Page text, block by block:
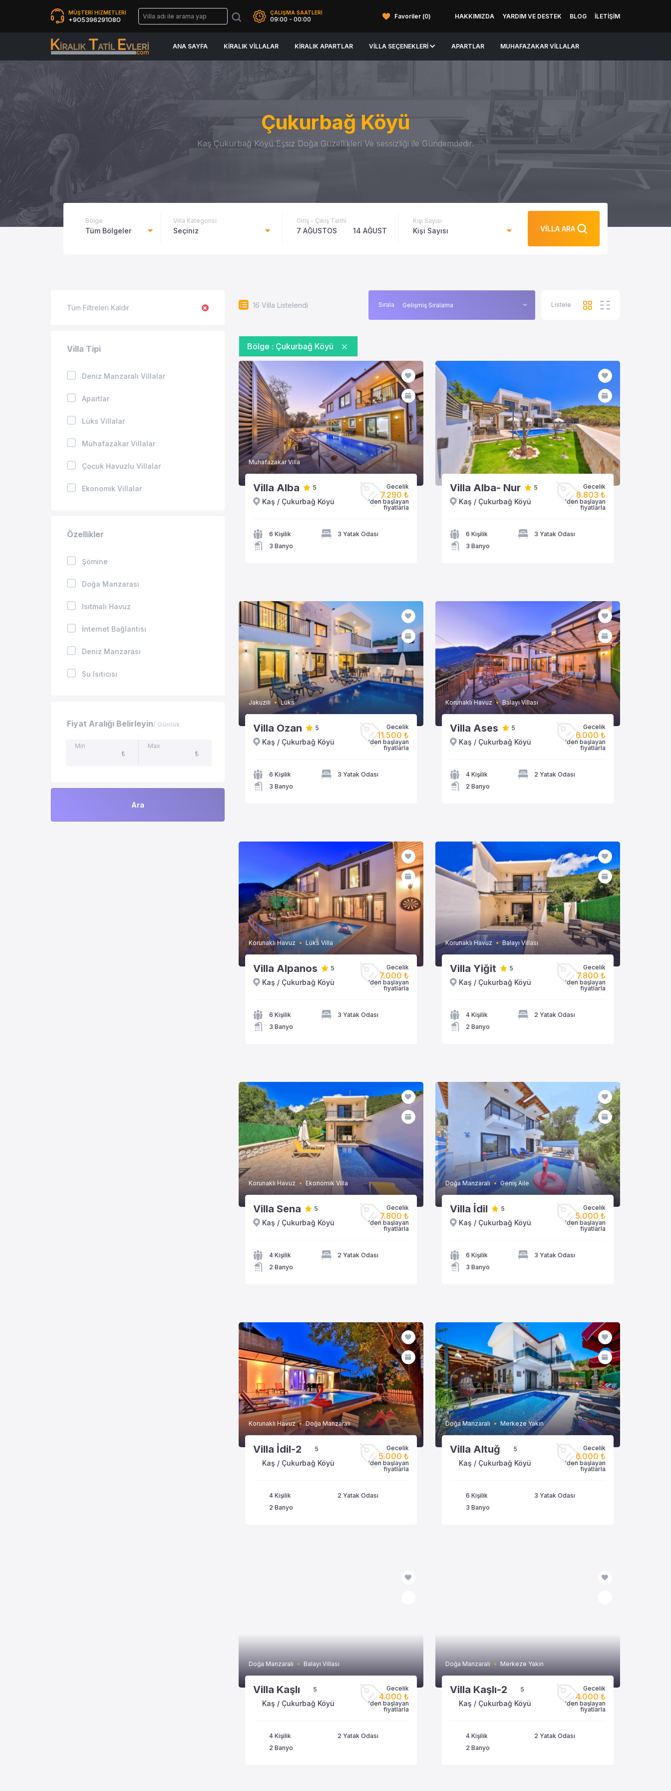
MÜŞTERİ HİZMETLERİ
+905396291080
ÇALIŞMA SAATLERİ
09:00 - 00:00 Favoriler (0) HAKKIMIZDA YARDIM VE DESTEK BLOG İLETIŞIM
ANA SAYFA KIRALIK VILLALAR KIRALIK APARTLAR VILLA SEÇENEKLERI APARTLAR MUHAFAZAKAR VILLALAR
Çukurbağ Köyü
Kaş Çukurbağ Köyü Eşsiz Doğa Güzellikleri Ve sessizliği ile Gündemdedir.
Bölge
Tüm Bölgeler
Villa Kategorisi
Seçiniz
Giriş - Çıkış Tarihi
7 AĞUSTOS 14 AĞUSTOS
Kişi Sayısı
Kişi Sayısı VİLLA ARA
Tüm Filtreleri Kaldır
Villa Tipi
Deniz Manzaralı Villalar
Apartlar
Lüks Villalar
Muhafazakar Villalar
Çocuk Havuzlu Villalar
Ekonomik Villalar
Jakuzili Villalar
Merkeze Yakın Villalar
Özellikler
Şömine
Doğa Manzarası
Isıtmalı Havuz
İnternet Bağlantısı
Deniz Manzarası
Su Isıtıcısı
Kahve Makinesi
Özel Yüzme Havuzu
Yemek Masası
Fiyat Aralığı Belirleyin/ Günlük
Min
₺
Max
₺
Ara
16 Villa Listelendi Sırala Listele
Bölge : Çukurbağ Köyü
Muhafazakar Villa
Villa Alba 5
Kaş / Çukurbağ Köyü
Gecelik
7.290 ₺
'den başlayan
fiyatlarla
6 Kişilik
3 Yatak Odası
3 Banyo
VİLLAYA GÖZAT
Villa Alba- Nur 5
Kaş / Çukurbağ Köyü
Gecelik
8.803 ₺
'den başlayan
fiyatlarla
6 Kişilik
3 Yatak Odası
3 Banyo
VİLLAYA GÖZAT
Jakuzili Lüks
Villa Ozan 5
Kaş / Çukurbağ Köyü
Gecelik
11.500 ₺
'den başlayan
fiyatlarla
6 Kişilik
3 Yatak Odası
3 Banyo
VİLLAYA GÖZAT
Korunaklı Havuz Balayı Villası
Villa Ases 5
Kaş / Çukurbağ Köyü
Gecelik
6.000 ₺
'den başlayan
fiyatlarla
4 Kişilik
2 Yatak Odası
2 Banyo
VİLLAYA GÖZAT
Korunaklı Havuz Lüks Villa
Villa Alpanos 5
Kaş / Çukurbağ Köyü
Gecelik
7.000 ₺
'den başlayan
fiyatlarla
6 Kişilik
3 Yatak Odası
3 Banyo
VİLLAYA GÖZAT
Korunaklı Havuz Balayı Villası
Villa Yiğit 5
Kaş / Çukurbağ Köyü
Gecelik
7.800 ₺
'den başlayan
fiyatlarla
4 Kişilik
2 Yatak Odası
2 Banyo
VİLLAYA GÖZAT
Korunaklı Havuz Ekonomik Villa
Villa Sena 5
Kaş / Çukurbağ Köyü
Gecelik
7.800 ₺
'den başlayan
fiyatlarla
4 Kişilik
2 Yatak Odası
2 Banyo
VİLLAYA GÖZAT
Doğa Manzaralı Geniş Aile
Villa İdil 5
Kaş / Çukurbağ Köyü
Gecelik
5.000 ₺
'den başlayan
fiyatlarla
6 Kişilik
3 Yatak Odası
3 Banyo
VİLLAYA GÖZAT
Korunaklı Havuz Doğa Manzaralı
Villa İdil-2 5
Kaş / Çukurbağ Köyü
Gecelik
5.000 ₺
'den başlayan
fiyatlarla
4 Kişilik
2 Yatak Odası
2 Banyo
VİLLAYA GÖZAT
Doğa Manzaralı Merkeze Yakın
Villa Altuğ 5
Kaş / Çukurbağ Köyü
Gecelik
6.000 ₺
'den başlayan
fiyatlarla
6 Kişilik
3 Yatak Odası
3 Banyo
VİLLAYA GÖZAT
Doğa Manzaralı Balayı Villası
Villa Kaşlı 5
Kaş / Çukurbağ Köyü
Gecelik
4.000 ₺
'den başlayan
fiyatlarla
4 Kişilik
2 Yatak Odası
2 Banyo
VİLLAYA GÖZAT
Doğa Manzaralı Merkeze Yakın
Villa Kaşlı-2 5
Kaş / Çukurbağ Köyü
Gecelik
4.000 ₺
'den başlayan
fiyatlarla
4 Kişilik
2 Yatak Odası
2 Banyo
VİLLAYA GÖZAT